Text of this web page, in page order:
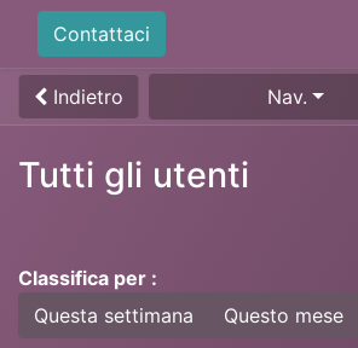
Contattaci
Indietro Nav.
Tutti gli utenti
Classifica per :
Questa settimana
Questo mese